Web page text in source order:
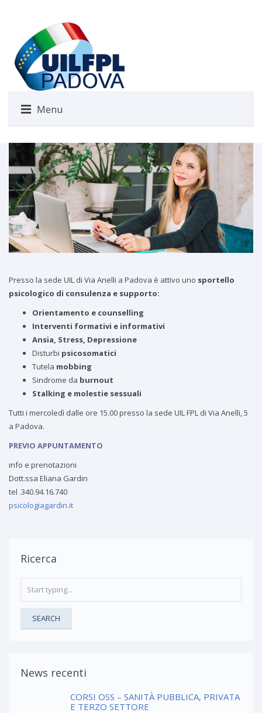
Menu
Presso la sede UIL di Via Anelli a Padova è attivo uno sportello
psicologico di consulenza e supporto:
Orientamento e counselling
Interventi formativi e informativi
Ansia, Stress, Depressione
Disturbi psicosomatici
Tutela mobbing
Sindrome da burnout
Stalking e molestie sessuali
Tutti i mercoledì dalle ore 15.00 presso la sede UIL FPL di Via Anelli, 5
a Padova.
PREVIO APPUNTAMENTO
info e prenotazioni
Dott.ssa Eliana Gardin
tel .340.94.16.740
psicologiagardin.it
Ricerca
SEARCH
News recenti
CORSI OSS – SANITÀ PUBBLICA, PRIVATA
E TERZO SETTORE